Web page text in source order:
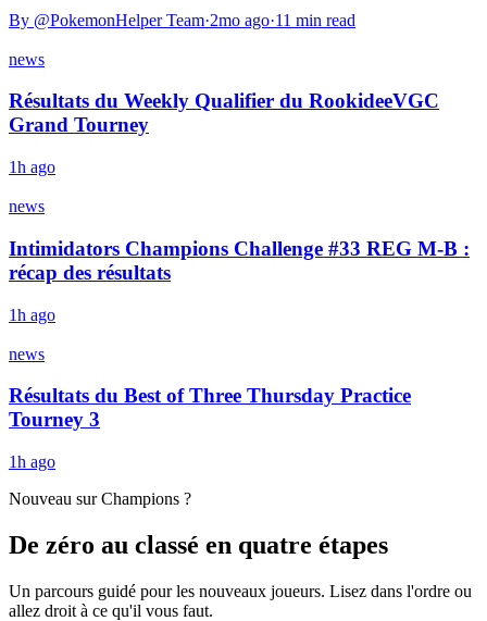
By @PokemonHelper Team·2mo ago·11 min read
news
Résultats du Weekly Qualifier du RookideeVGC
Grand Tourney
1h ago
news
Intimidators Champions Challenge #33 REG M-B :
récap des résultats
1h ago
news
Résultats du Best of Three Thursday Practice
Tourney 3
1h ago
Nouveau sur Champions ?
De zéro au classé en quatre étapes
Un parcours guidé pour les nouveaux joueurs. Lisez dans l'ordre ou
allez droit à ce qu'il vous faut.